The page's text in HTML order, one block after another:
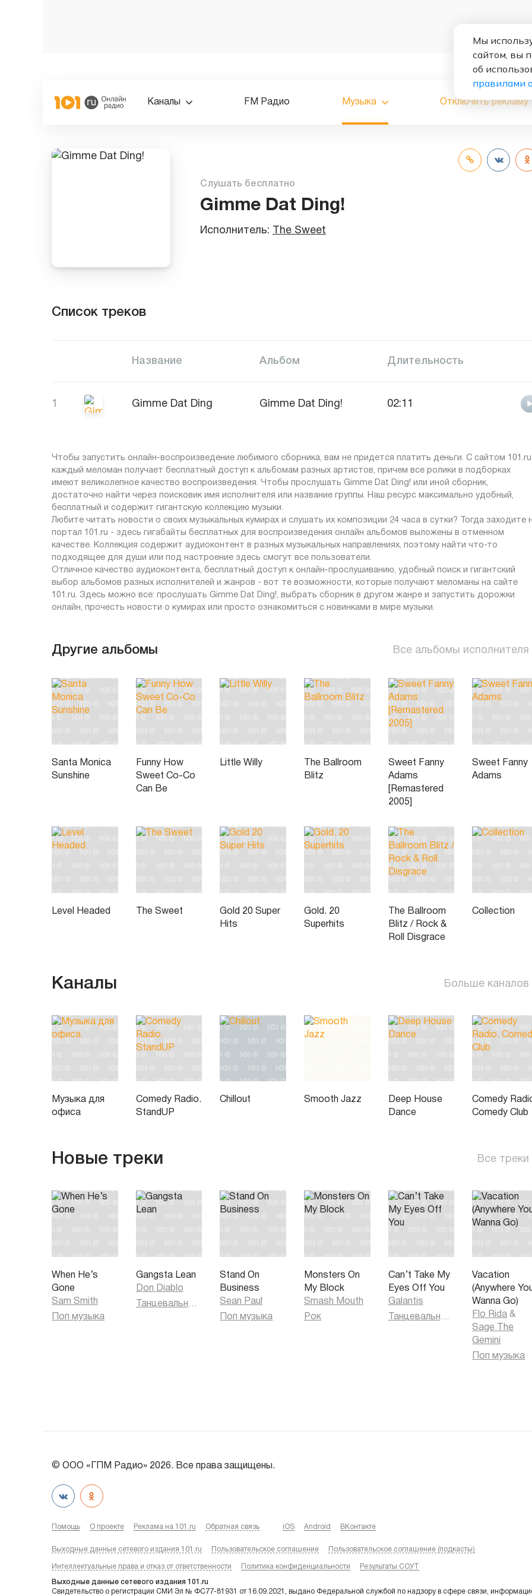
Каналы FM Радио Музыка Отключить рекламу
Слушать бесплатно
Gimme Dat Ding!
Исполнитель: The Sweet
Список треков
Название Альбом Длительность
1 Gimme Dat Ding Gimme Dat Ding! 02:11
Чтобы запустить онлайн-воспроизведение любимого сборника, вам не придется платить деньги. С сайтом 101.ru
каждый меломан получает бесплатный доступ к альбомам разных артистов, причем все ролики в подборках
имеют великолепное качество воспроизведения. Чтобы прослушать Gimme Dat Ding! или иной сборник,
достаточно найти через поисковик имя исполнителя или название группы. Наш ресурс максимально удобный,
бесплатный и содержит гигантскую коллекцию музыки.
Любите читать новости о своих музыкальных кумирах и слушать их композиции 24 часа в сутки? Тогда заходите
портал 101.ru - здесь гигабайты бесплатных для воспроизведения онлайн альбомов выложены в отменном
качестве. Коллекция содержит аудиоконтент в разных музыкальных направлениях, поэтому найти что-то
подходящее для души или под настроение здесь смогут все пользователи.
Отличное качество аудиоконтента, бесплатный доступ к онлайн-прослушиванию, удобный поиск и гигантский
выбор альбомов разных исполнителей и жанров - вот те возможности, которые получают меломаны на сайте
101.ru. Здесь можно все: прослушать Gimme Dat Ding!, выбрать сборник в другом жанре и запустить дорожки
онлайн, прочесть новости о кумирах или просто ознакомиться с новинками в мире музыки.
Другие альбомы Все альбомы исполнителя
Santa Monica
Sunshine
Funny How
Sweet Co-Co
Can Be
Little Willy
The Ballroom
Blitz
Sweet Fanny
Adams
[Remastered
2005]
Sweet Fanny
Adams
Level Headed The Sweet
Gold 20 Super
Hits
Gold. 20
Superhits
The Ballroom
Blitz / Rock &
Roll Disgrace
Collection
Каналы Больше каналов
Музыка для
офиса
Comedy Radio.
StandUP
Chillout Smooth Jazz
Deep House
Dance
Comedy
Comedy Club
Новые треки Все треки
When He’s
Gone
Sam Smith
Поп музыка
Gangsta Lean
Don Diablo
Танцевальная музыка
Stand On
Business
Sean Paul
Поп музыка
Monsters On
My Block
Smash Mouth
Рок
Can’t Take My
Eyes Off You
Galantis
Танцевальная музыка
Vacation
(Anywhere
Wanna Go)
Flo Rida &
Sage The
Gemini
Поп музыка
© ООО «ГПМ Радио» 2026. Все права защищены.
Помощь О проекте Реклама на 101.ru Обратная связь iOS Android ВКонтакте
Выходные данные сетевого издания 101.ru Пользовательское соглашение Пользовательское соглашение (подкасты)
Интеллектуальные права и отказ от ответственности Политика конфиденциальности Результаты СОУТ
Выходные данные сетевого издания 101.ru
Свидетельство о регистрации СМИ Эл № ФС77-81931 от 16.09.2021, выдано Федеральной службой по надзору в сфере связи,
Мы
сайтом, вы
об
правилами